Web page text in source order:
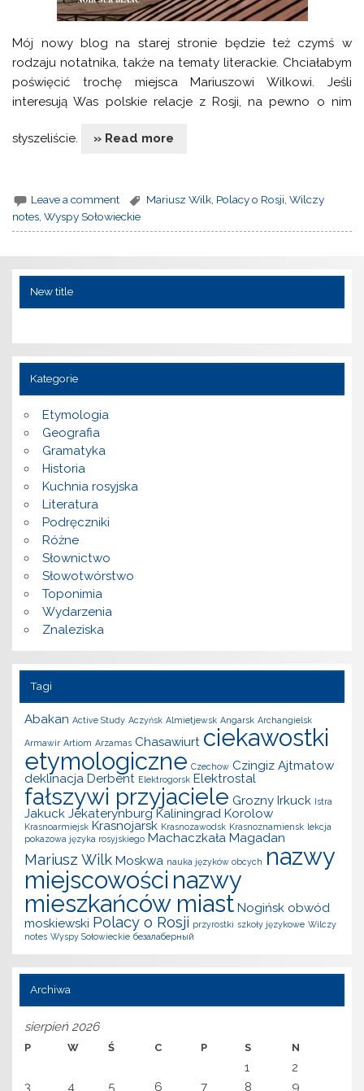
Mój nowy blog na starej stronie będzie też czymś w
rodzaju notatnika, także na tematy literackie. Chciałabym
poświęcić trochę miejsca Mariuszowi Wilkowi. Jeśli
interesują Was polskie relacje z Rosji, na pewno o nim
słyszeliście. » Read more
Leave a comment Mariusz Wilk Polacy o Rosji ,Wilczy
notes,Wyspy Sołowieckie
New title
Kategorie
Etymologia
Geografia
Gramatyka
Historia
Kuchnia rosyjska
Literatura
Podręczniki
Różne
Słownictwo
Słowotwórstwo
Toponimia
Wydarzenia
Znaleziska
Tagi
Abakan Active Study Aczyńsk Almietjewsk Angarsk Archangielsk
Armawir Artiom Arzamas Chasawiurt ciekawostki
etymologiczne Czechow Czingiz Ajtmatow
deklinacja Derbent Elektrogorsk Elektrostal
fałszywi przyjaciele Grozny Irkuck Istra
Jakuck Jekaterynburg Kaliningrad Korolow
Krasnoarmiejsk Krasnojarsk Krasnozawodsk Krasnoznamiensk lekcja
pokazowa języka rosyjskiego Machaczkała Magadan
Mariusz Wilk Moskwa nauka języków obcych nazwy
miejscowości nazwy
mieszkańców miast Nogińsk obwód
moskiewski Polacy o Rosji przyrostki szkoły językowe Wilczy
notes Wyspy Sołowieckie безалаберный
Archiwa
sierpień 2026
P W Ś C P S N
1
2
3
4 5 6 7 8 9